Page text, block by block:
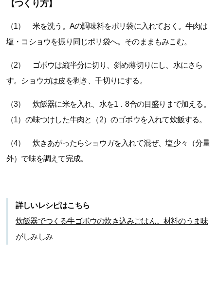
【つくり方】
（1） 米を洗う。Aの調味料をポリ袋に入れておく。牛肉は
塩・コショウを振り同じポリ袋へ。そのままもみこむ。
（2） ゴボウは縦半分に切り、斜め薄切りにし、水にさら
す。ショウガは皮を剥き、千切りにする。
（3） 炊飯器に米を入れ、水を1．8合の目盛りまで加える。
（1）の味つけした牛肉と（2）のゴボウを入れて炊飯する。
（4） 炊きあがったらショウガを入れて混ぜ、塩少々（分量
外）で味を調えて完成。
詳しいレシピはこちら
炊飯器でつくる牛ゴボウの炊き込みごはん。材料のうま味
がしみしみ